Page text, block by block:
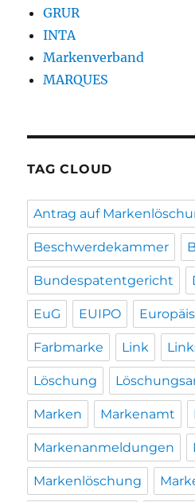
GRUR
INTA
Markenverband
MARQUES
TAG CLOUD
Antrag auf
Beschwerdekammer
Bundespatentgericht
EuG EUIPO
Farbmarke Link
Löschung
Marken Markenamt
Markenanmeldungen
Markenlöschung